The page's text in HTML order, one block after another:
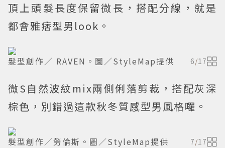
頂上頭髮長度保留微長，搭配分線，就是
都會雅痞型男look。
髮型創作／ RAVEN。圖／StyleMap提供 6/17
微S自然波紋mix兩側俐落剪裁，搭配灰深
棕色，別錯過這款秋冬質感型男風格囉。
髮型創作／勞倫斯。圖／StyleMap提供 7/17